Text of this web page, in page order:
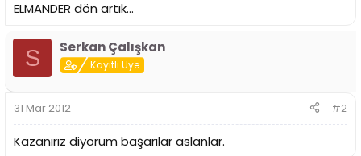
ELMANDER dön artık...
S Serkan Çalışkan
Kayıtlı Üye
31 Mar 2012 #2
Kazanırız diyorum başarılar aslanlar.